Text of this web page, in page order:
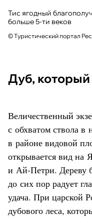
Тис ягодный
больше 5-ти веков
© Туристический портал
Дуб,
Величественный
с обхватом ствола в
в районе видовой
открывается вид на
и Ай-Петри. Дереву
до сих пор радует
удача. При царской
дубового леса,